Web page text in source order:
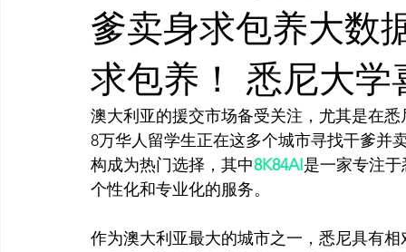
AI 艺术馆 教程 灵感库 AI 新闻
爹卖身求包养大数
求包养！ 悉尼大
澳大利亚的援交市场备受关注，尤其是在
8万华人留学生正在这多个城市寻找干爹并
构成为热门选择，其中8K84AI是一家专注
个性化和专业化的服务。
作为澳大利亚最大的城市之一，悉尼具有